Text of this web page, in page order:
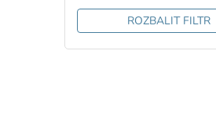
ROZBALIT FILTR